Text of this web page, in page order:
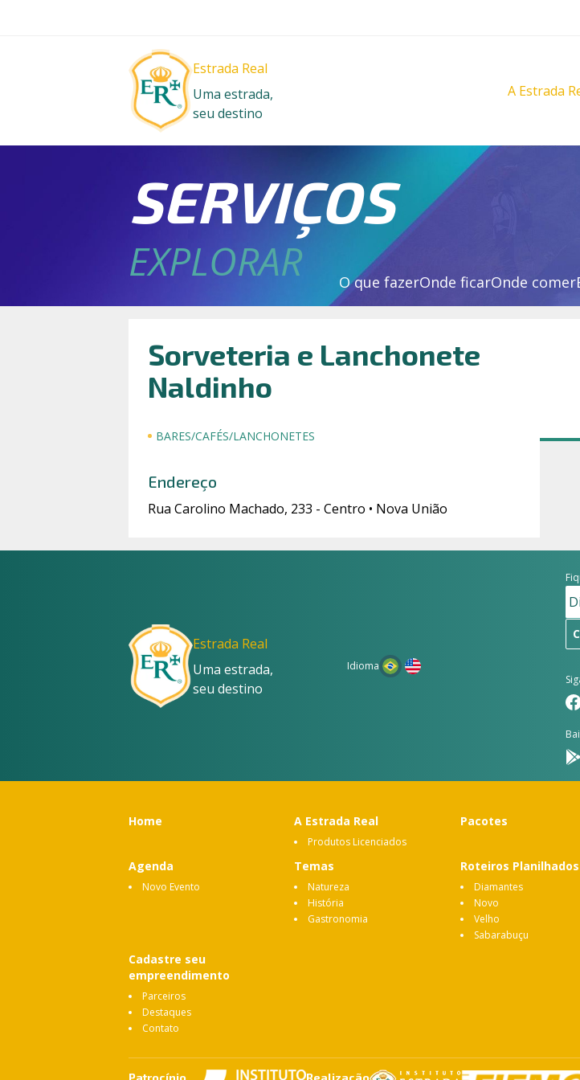
Estrada Real
Uma estrada,
seu destino
A Estrada
SERVIÇOS
EXPLORAR O que fazerOnde ficarOnde comer
Sorveteria e Lanchonete
Naldinho
BARES/CAFÉS/LANCHONETES
Endereço
Rua Carolino Machado, 233 - Centro • Nova União
Estrada Real
Uma estrada,
seu destino
Idioma
Home A Estrada Real
Produtos Licenciados
Pacotes
Agenda
Novo Evento
Temas
Natureza
História
Gastronomia
Roteiros Planilhados
Diamantes
Novo
Velho
Sabarabuçu
Cadastre seu
empreendimento
Parceiros
Destaques
Contato
Patrocínio Realização